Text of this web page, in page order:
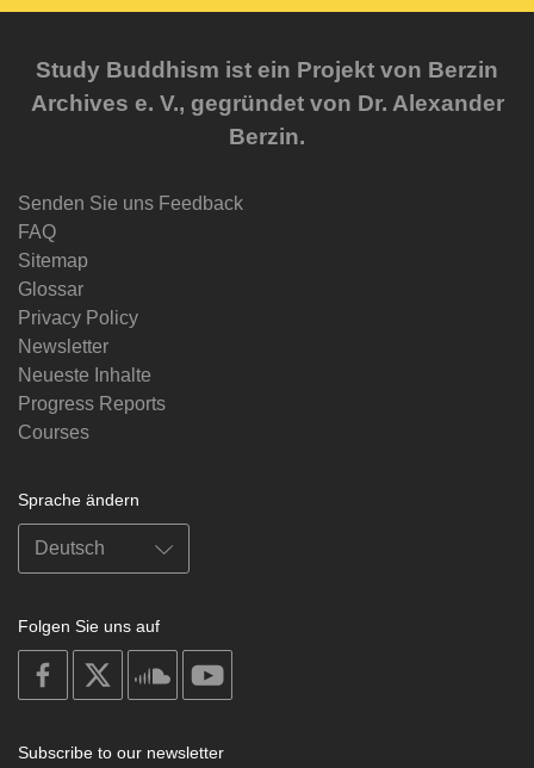
Study Buddhism ist ein Projekt von Berzin
Archives e. V., gegründet von Dr. Alexander
Berzin.
Senden Sie uns Feedback
FAQ
Sitemap
Glossar
Privacy Policy
Newsletter
Neueste Inhalte
Progress Reports
Courses
Sprache ändern
Folgen Sie uns auf
on
facebook
soundcloud
Subscribe to our newsletter